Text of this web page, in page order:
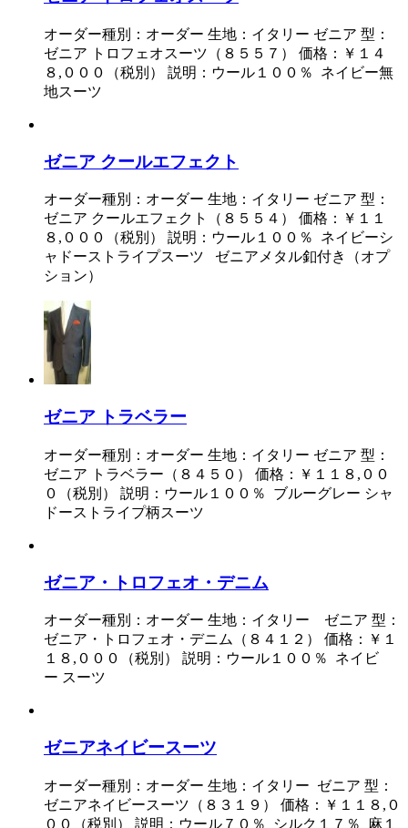
オーダー種別：オーダー 生地：イタリー ゼニア 型：
ゼニア トロフェオスーツ（８５５７） 価格：￥１４
８,０００（税別） 説明：ウール１００％ ネイビー無
地スーツ
ゼニア クールエフェクト
オーダー種別：オーダー 生地：イタリー ゼニア 型：
ゼニア クールエフェクト（８５５４） 価格：￥１１
８,０００（税別） 説明：ウール１００％ ネイビーシ
ャドーストライプスーツ ゼニアメタル釦付き（オプ
ション）
ゼニア トラベラー
オーダー種別：オーダー 生地：イタリー ゼニア 型：
ゼニア トラベラー（８４５０） 価格：￥１１８,００
０（税別） 説明：ウール１００％ ブルーグレー シャ
ドーストライプ柄スーツ
ゼニア・トロフェオ・デニム
オーダー種別：オーダー 生地：イタリー ゼニア 型：
ゼニア・トロフェオ・デニム（８４１２） 価格：￥１
１８,０００（税別） 説明：ウール１００％ ネイビ
ー スーツ
ゼニアネイビースーツ
オーダー種別：オーダー 生地：イタリー ゼニア 型：
ゼニアネイビースーツ（８３１９） 価格：￥１１８,０
００（税別） 説明：ウール７０％ シルク１７％ 麻１